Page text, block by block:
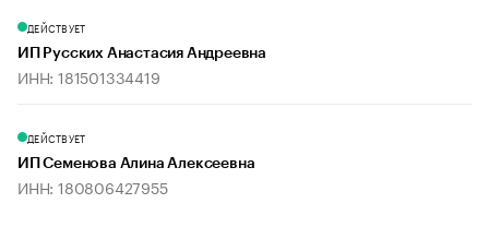
ДЕЙСТВУЕТ
ИП Русских Анастасия Андреевна
ИНН: 181501334419
ДЕЙСТВУЕТ
ИП Семенова Алина Алексеевна
ИНН: 180806427955